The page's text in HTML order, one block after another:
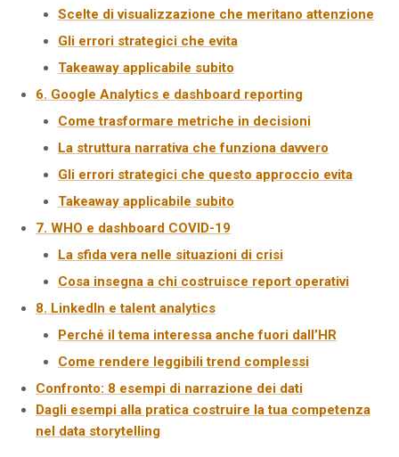
Scelte di visualizzazione che meritano attenzione
Gli errori strategici che evita
Takeaway applicabile subito
6. Google Analytics e dashboard reporting
Come trasformare metriche in decisioni
La struttura narrativa che funziona davvero
Gli errori strategici che questo approccio evita
Takeaway applicabile subito
7. WHO e dashboard COVID-19
La sfida vera nelle situazioni di crisi
Cosa insegna a chi costruisce report operativi
8. LinkedIn e talent analytics
Perché il tema interessa anche fuori dall’HR
Come rendere leggibili trend complessi
Confronto: 8 esempi di narrazione dei dati
Dagli esempi alla pratica costruire la tua competenza
nel data storytelling